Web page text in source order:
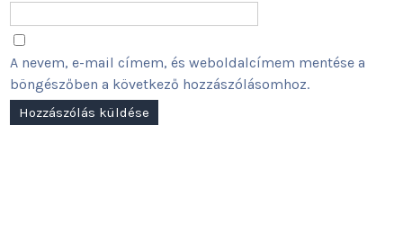
A nevem, e-mail címem, és weboldalcímem mentése a
böngészőben a következő hozzászólásomhoz.